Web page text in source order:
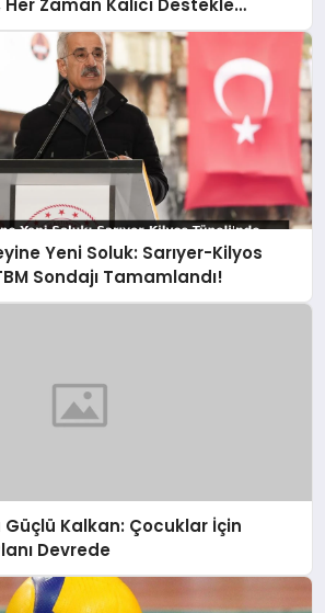
Yeni Soluk: Sarıyer-Kilyos
Sondajı Tamamlandı!
Kalkan: Çocuklar İçin
Devrede